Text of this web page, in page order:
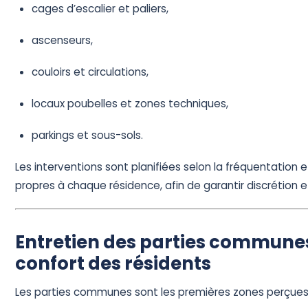
cages d’escalier et paliers,
ascenseurs,
couloirs et circulations,
locaux poubelles et zones techniques,
parkings et sous-sols.
Les interventions sont planifiées selon la fréquentation
propres à chaque résidence, afin de garantir discrétion
Entretien des parties
confort des résidents
Les parties communes sont les premières zones